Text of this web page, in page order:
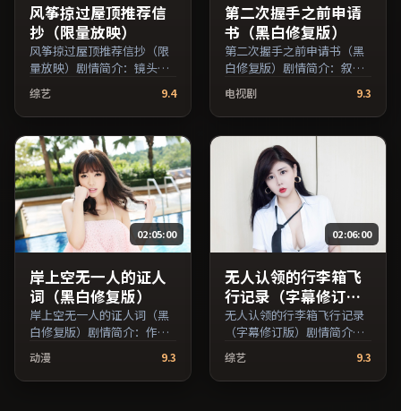
风筝掠过屋顶推荐信
抄（限量放映）
风筝掠过屋顶推荐信抄（限
量放映）剧情简介：镜头语
言克制而富有张力，剪辑节
奏贴合人物心理的起伏；由
贾樟柯执导，易烊千玺、马
修·麦康纳、木村拓哉等主
演，韩国出品，爱情类型，
2020年上映 / 2020年2月28
日于韩国地区院线首映，网
络平台同步更新片源。推荐
给喜爱现实主义叙事与人文
关怀题材的影迷。（国产影
视资源大全免费条目索引，
支持片名与演员交叉检
索。）
综艺 9.4
第二次握手之前申请
书（黑白修复版）
第二次握手之前申请书（黑
白修复版）剧情简介：叙事
在多重视角间切换，场面调
度注重留白与观众想象空
间；由刁亦男执导，蒋雯
丽、河正宇、秦昊等主演，
英国出品，犯罪类型，2018
年上映 / 2018年3月22日于英
国地区院线首映，网络平台
同步更新片源。可作为周末
家庭观影或独自细品的口碑
之选。（国产影视资源大全
免费条目索引，支持片名与
演员交叉检索。）
电视剧 9.3
02:05:00
岸上空无一人的证人
词（黑白修复版）
岸上空无一人的证人词（黑
白修复版）剧情简介：作品
关注边缘群体的日常抉择，
影像质感兼顾院线观感与流
媒体清晰度；由张艾嘉执
动漫 9.3
02:06:00
无人认领的行李箱飞
行记录（字幕修订
版）
无人认领的行李箱飞行记录
（字幕修订版）剧情简介：
节奏在沉静与爆发之间交
替，悬念逐步揭开却保留开
放式回味；由理查德·林克
综艺 9.3